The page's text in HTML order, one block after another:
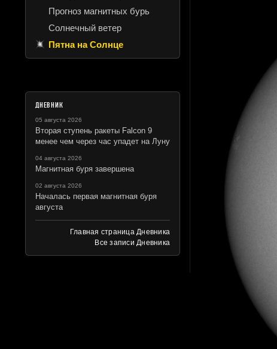
Прогноз магнитных бурь
Солнечный ветер
Пятна на Солнце
ДНЕВНИК
05 августа 2026
Вторая ступень ракеты Falcon 9
менее чем через час упадет на Луну
04 августа 2026
Магнитная буря завершена
02 августа 2026
Началась первая магнитная буря
августа
Главная страница Дневника
Все записи Дневника